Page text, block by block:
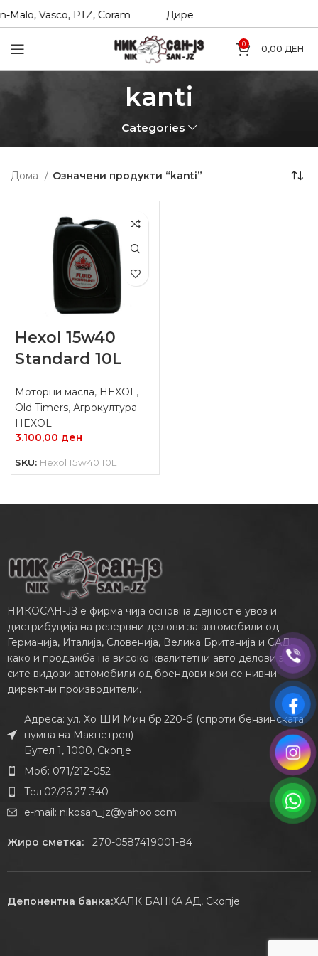
Vasco, PTZ, Coram Директни увозници на Hexol,
0 0,00 ДЕН
kanti
Categories
Дома Означени продукти “kanti”
Hexol 15w40
Standard 10L
Моторни масла, HEXOL,
Old Timers, Агрокултура
HEXOL
3.100,00 ден
SKU: Hexol 15w40 10L
НИКОСАН-ЈЗ е фирма чија основна дејност е увоз и
дистрибуција на резервни делови за автомобили од
Германија, Италија, Словенија, Велика Британија и САД,
како и продажба на високо квалитетни авто делови за
сите видови автомобили од брендови кои се нивни
директни производители.
Адреса: ул. Хо ШИ Мин бр.220-б (спроти бензинската
пумпа на Макпетрол)
Бутел 1, 1000, Скопје
Моб: 071/212-052
Тел:02/26 27 340
e-mail: nikosan_jz@yahoo.com
Жиро сметка:270-0587419001-84
Депонентна банка:ХАЛК БАНКА АД, Скопје